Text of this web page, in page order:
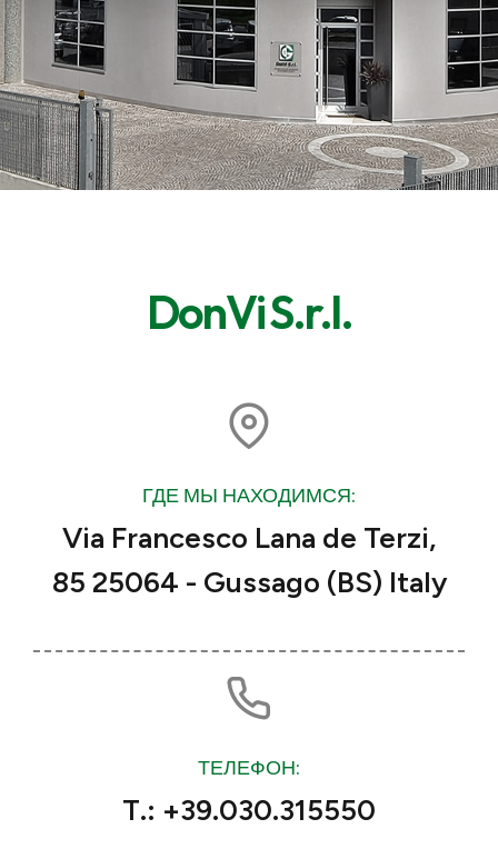
DonVi S.r.l.
ГДЕ МЫ НАХОДИМСЯ:
Via Francesco Lana de Terzi,
85 25064 - Gussago (BS) Italy
ТЕЛЕФОН:
T.: +39.030.315550